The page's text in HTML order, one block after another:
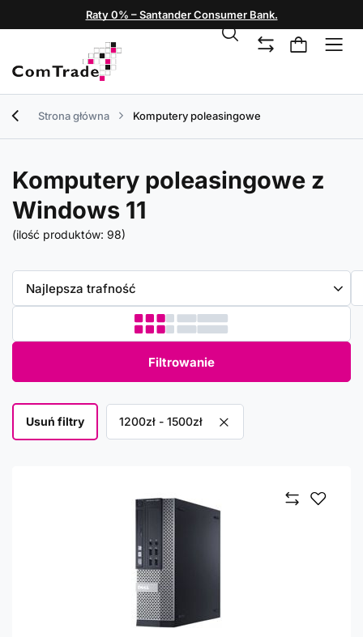
Raty 0% – Santander Consumer Bank.
Strona główna Komputery poleasingowe
Komputery poleasingowe z
Windows 11
(ilość produktów: 98)
Zmień sortowanie
Najlepsza trafność
Filtrowanie
Usuń filtry Usuń filtr
1200zł - 1500zł